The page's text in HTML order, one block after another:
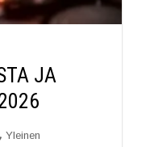
JA
Yleinen